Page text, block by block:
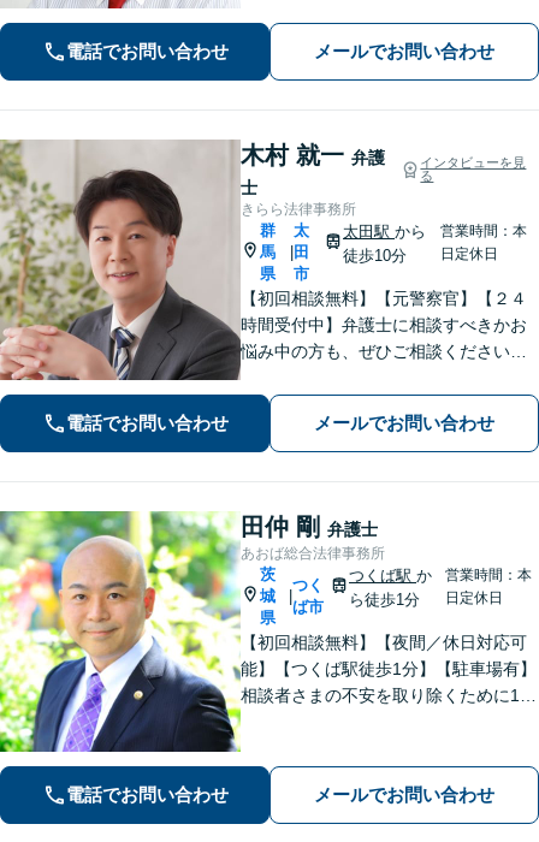
もご相談ください。
電話でお問い合わせ メールでお問い合わせ
木村 就一 弁護
士
インタビューを見
る
きらら法律事務所
群
馬
県
太
田
市
太田駅 から
徒歩10分
営業時間：本
日定休日
【初回相談無料】【元警察官】【２４
時間受付中】弁護士に相談すべきかお
悩み中の方も、ぜひご相談ください
法務など】ご相談者さまに寄り添い、
きめ細やかな対応で、スピーディーに
最良の解決を目指します【土日・夜間
相談可能】。
電話でお問い合わせ メールでお問い合わせ
田仲 剛 弁護士
あおば総合法律事務所
茨
城
県
つく
ば市
つくば駅か
ら徒歩1分
営業時間：本
日定休日
【初回相談無料】【夜間／休日対応可
能】【つくば駅徒歩1分】【駐車場有】
相談者さまの不安を取り除くために1件
することを心がけています。まずはお
気軽にお問い合わせください。
電話でお問い合わせ メールでお問い合わせ